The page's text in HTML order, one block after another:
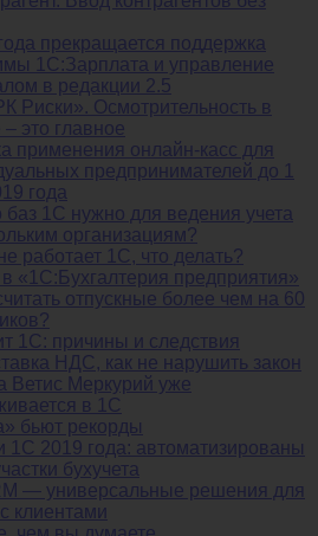
прекращается поддержка
1С:Зарплата и управление
в редакции 2.5
Риски». Осмотрительность в
– это главное
применения онлайн-касс для
предпринимателей до 1
года
баз 1C нужно для ведения учета
организациям?
работает 1С, что делать?
«1С:Бухгалтерия предприятия»
отпускные более чем на 60
1C: причины и следствия
НДС, как не нарушить закон
Ветис Меркурий уже
в 1С
бьют рекорды
1С 2019 года: автоматизированы
бухучета
— универсальные решения для
клиентами